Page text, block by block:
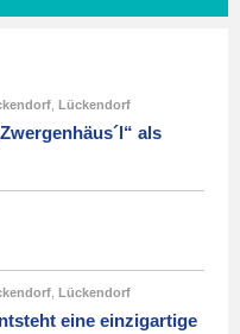
Lückendorf
als
Lückendorf
eine einzigartige